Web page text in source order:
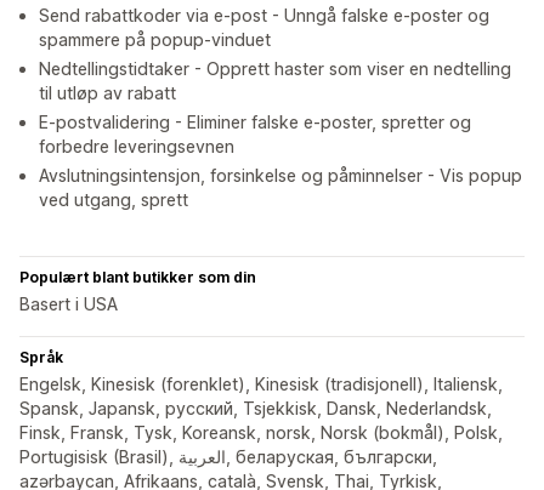
Send rabattkoder via e-post - Unngå falske e-poster og
spammere på popup-vinduet
Nedtellingstidtaker - Opprett haster som viser en nedtelling
til utløp av rabatt
E-postvalidering - Eliminer falske e-poster, spretter og
forbedre leveringsevnen
Avslutningsintensjon, forsinkelse og påminnelser - Vis popup
ved utgang, sprett
Populært blant butikker som din
Basert i USA
Språk
Engelsk, Kinesisk (forenklet), Kinesisk (tradisjonell), Italiensk,
Spansk, Japansk, русский, Tsjekkisk, Dansk, Nederlandsk,
Finsk, Fransk, Tysk, Koreansk, norsk, Norsk (bokmål), Polsk,
Portugisisk (Brasil), العربية, беларуская, български,
azərbaycan, Afrikaans, català, Svensk, Thai, Tyrkisk,